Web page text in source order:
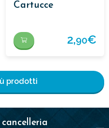
Cartucce
2,90€
prodotti